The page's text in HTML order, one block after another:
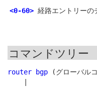
<0-60> 経路エントリーの
コマンドツリー
router bgp (グローバル